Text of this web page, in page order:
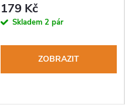
179 Kč
Skladem 2 pár
ZOBRAZIT